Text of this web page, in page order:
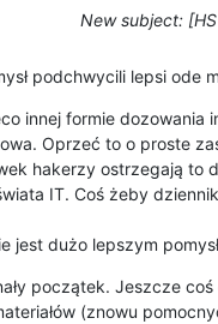
New subject:
podchwycili lepsi ode
innej formie dozowania
Oprzeć to o proste
hakerzy ostrzegają to
IT. Coś żeby
jest dużo lepszym
początek. Jeszcze coś
(znowu